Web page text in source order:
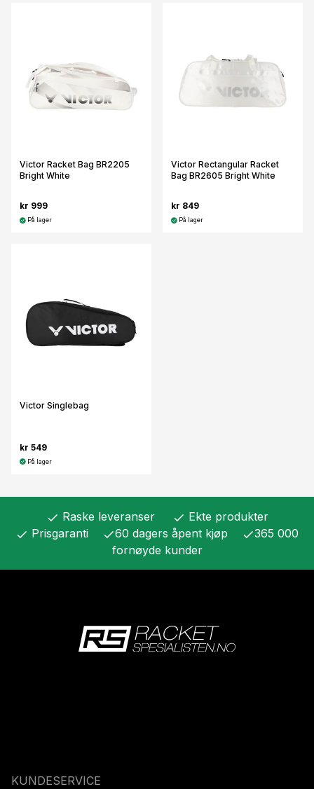
Victor Racket Bag BR2205
Bright White
kr 999
På lager
Victor Rectangular Racket
Bag BR2605 Bright White
kr 849
På lager
Victor Singlebag
kr 549
På lager
check Raske leveranser check Ekte produkter
check Prisgaranti check60 dagers åpent kjøp check365 000
fornøyde kunder
KUNDESERVICE